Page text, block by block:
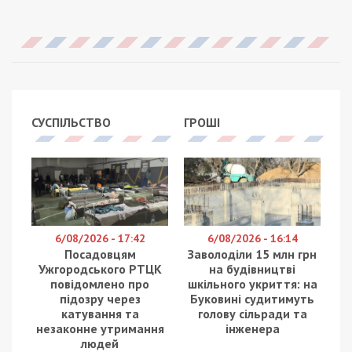
СУСПІЛЬСТВО
6/08/2026 - 17:42
Посадовцям
Ужгородського РТЦК
повідомлено про
підозру через
катування та
незаконне утримання
людей
ГРОШІ
6/08/2026 - 16:14
Заволоділи 15 млн грн
на будівництві
шкільного укриття: на
Буковині судитимуть
голову сільради та
інженера